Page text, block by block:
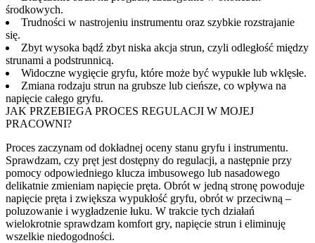
środkowych.
Trudności w nastrojeniu instrumentu oraz szybkie rozstrajanie
się.
Zbyt wysoka bądź zbyt niska akcja strun, czyli odległość między
strunami a podstrunnicą.
Widoczne wygięcie gryfu, które może być wypukłe lub wklęsłe.
Zmiana rodzaju strun na grubsze lub cieńsze, co wpływa na
napięcie całego gryfu.
JAK PRZEBIEGA PROCES REGULACJI W MOJEJ
PRACOWNI?
Proces zaczynam od dokładnej oceny stanu gryfu i instrumentu.
Sprawdzam, czy pręt jest dostępny do regulacji, a następnie przy
pomocy odpowiedniego klucza imbusowego lub nasadowego
delikatnie zmieniam napięcie pręta. Obrót w jedną stronę powoduje
napięcie pręta i zwiększa wypukłość gryfu, obrót w przeciwną –
poluzowanie i wygładzenie łuku. W trakcie tych działań
wielokrotnie sprawdzam komfort gry, napięcie strun i eliminuję
wszelkie niedogodności.